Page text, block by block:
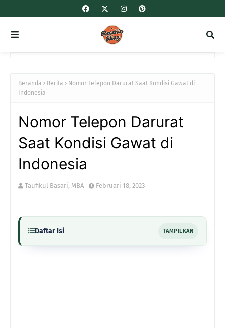
Beranda Berita
Nomor Telepon Darurat Saat Kondisi Gawat di
Indonesia
Nomor Telepon Darurat
Saat Kondisi Gawat di
Indonesia
Taufikul Basari, MBA Februari 18, 2023
Daftar Isi TAMPILKAN